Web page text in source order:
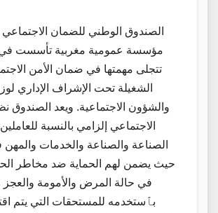
تتجلى مهمتها في ضمان الأمن
الشغيلة تحت الإشراف الإداري
والشؤون الاجتماعية. ويعد الصندوق
الاجتماعي إلزامي بالنسبة
الصناعة والصناعة والخدمات
حيث يضمن لهم الحماية ضد مخاطر
في حالة المرض والأمومة والعجز
بٱستخدمه للمستحقات التي يتم